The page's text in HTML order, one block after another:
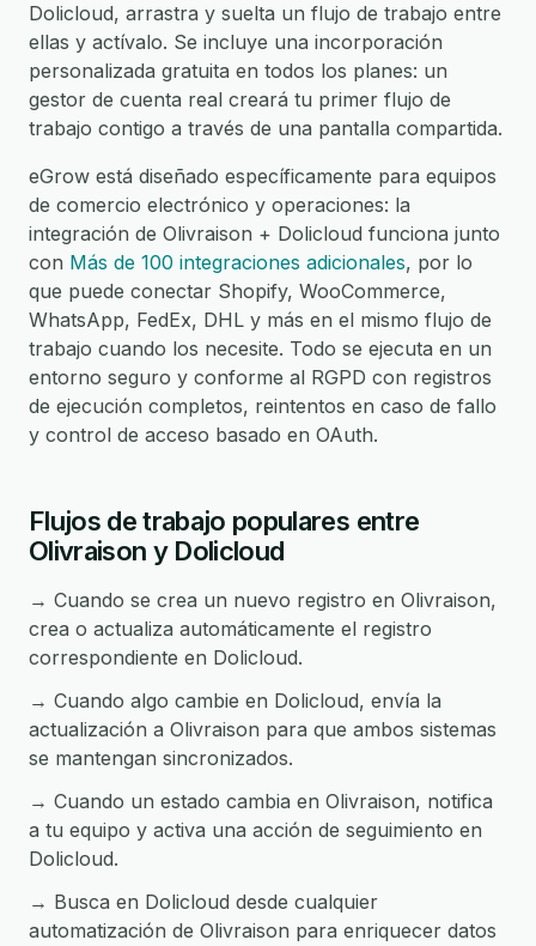
Dolicloud, arrastra y suelta un flujo de trabajo entre
ellas y actívalo. Se incluye una incorporación
personalizada gratuita en todos los planes: un
gestor de cuenta real creará tu primer flujo de
trabajo contigo a través de una pantalla compartida.
eGrow está diseñado específicamente para equipos
de comercio electrónico y operaciones: la
integración de Olivraison + Dolicloud funciona junto
con Más de 100 integraciones adicionales, por lo
que puede conectar Shopify, WooCommerce,
WhatsApp, FedEx, DHL y más en el mismo flujo de
trabajo cuando los necesite. Todo se ejecuta en un
entorno seguro y conforme al RGPD con registros
de ejecución completos, reintentos en caso de fallo
y control de acceso basado en OAuth.
Flujos de trabajo populares entre
Olivraison y Dolicloud
→ Cuando se crea un nuevo registro en Olivraison,
crea o actualiza automáticamente el registro
correspondiente en Dolicloud.
→ Cuando algo cambie en Dolicloud, envía la
actualización a Olivraison para que ambos sistemas
se mantengan sincronizados.
→ Cuando un estado cambia en Olivraison, notifica
a tu equipo y activa una acción de seguimiento en
Dolicloud.
→ Busca en Dolicloud desde cualquier
automatización de Olivraison para enriquecer datos